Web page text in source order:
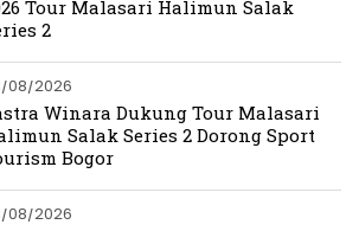
Tour Malasari Halimun Salak
2
08/2026
Winara Dukung Tour Malasari
Salak Series 2 Dorong Sport
Bogor
08/2026